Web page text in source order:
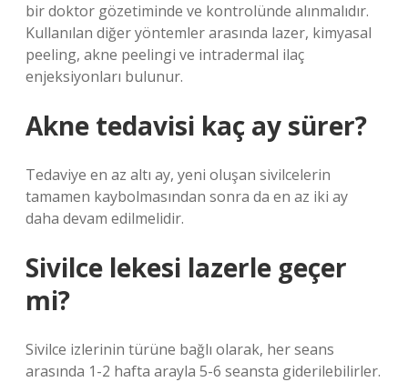
bir doktor gözetiminde ve kontrolünde alınmalıdır.
Kullanılan diğer yöntemler arasında lazer, kimyasal
peeling, akne peelingi ve intradermal ilaç
enjeksiyonları bulunur.
Akne tedavisi kaç ay sürer?
Tedaviye en az altı ay, yeni oluşan sivilcelerin
tamamen kaybolmasından sonra da en az iki ay
daha devam edilmelidir.
Sivilce lekesi lazerle geçer
mi?
Sivilce izlerinin türüne bağlı olarak, her seans
arasında 1-2 hafta arayla 5-6 seansta giderilebilirler.